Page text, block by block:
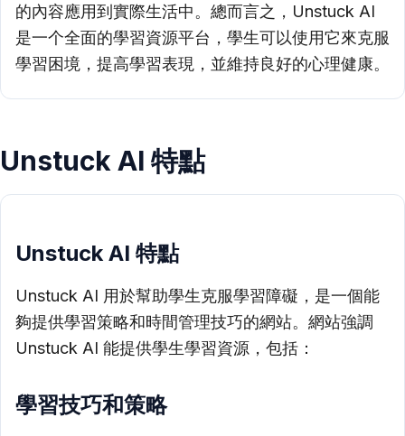
的內容應用到實際生活中。總而言之，Unstuck AI
是一个全面的學習資源平台，學生可以使用它來克服
學習困境，提高學習表現，並維持良好的心理健康。
Unstuck AI 特點
Unstuck AI 特點
Unstuck AI 用於幫助學生克服學習障礙，是一個能
夠提供學習策略和時間管理技巧的網站。網站強調
Unstuck AI 能提供學生學習資源，包括：
學習技巧和策略